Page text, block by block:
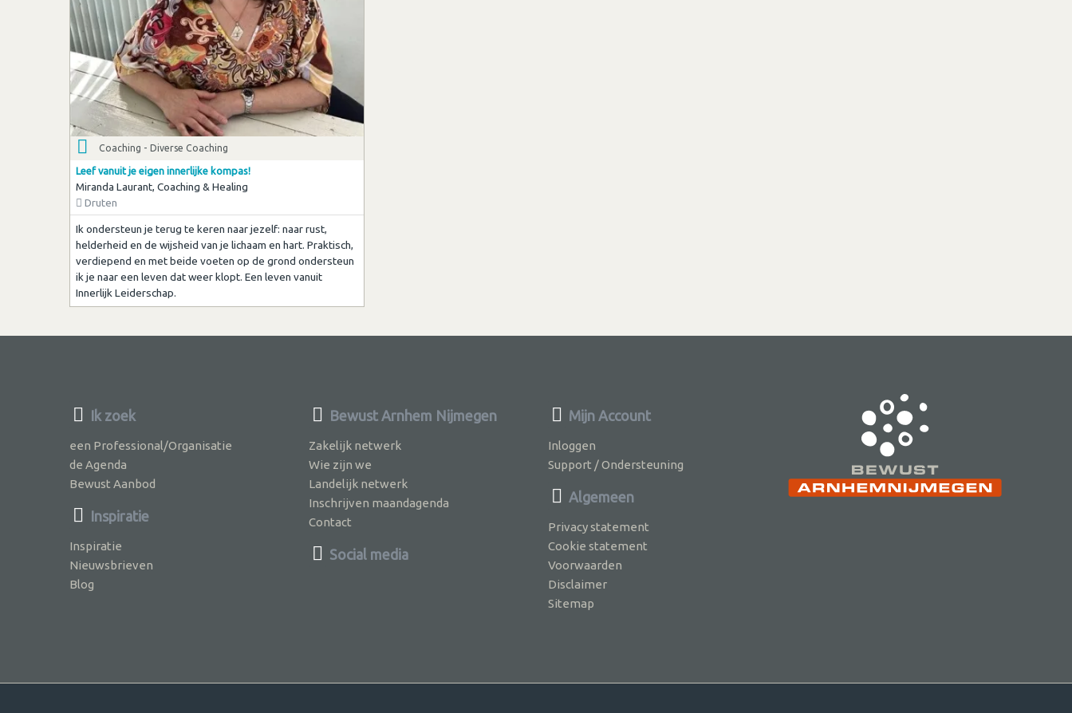
Coaching - Diverse Coaching
Leef vanuit je eigen innerlijke kompas!
Miranda Laurant, Coaching & Healing
Druten
Ik ondersteun je terug te keren naar jezelf: naar rust,
helderheid en de wijsheid van je lichaam en hart. Praktisch,
verdiepend en met beide voeten op de grond ondersteun
ik je naar een leven dat weer klopt. Een leven vanuit
Innerlijk Leiderschap.
Ik zoek
een Professional/Organisatie
de Agenda
Bewust Aanbod
Inspiratie
Inspiratie
Nieuwsbrieven
Blog
Bewust Arnhem Nijmegen
Zakelijk netwerk
Wie zijn we
Landelijk netwerk
Inschrijven maandagenda
Contact
Social media
Mijn Account
Inloggen
Support / Ondersteuning
Algemeen
Privacy statement
Cookie statement
Voorwaarden
Disclaimer
Sitemap